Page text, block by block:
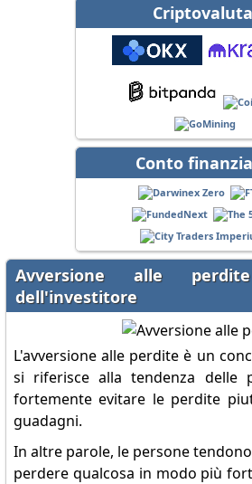
Criptovaluta
Conto
Avversione alle
dell'investitore
L'avversione alle perdite è un
si riferisce alla tendenza delle
fortemente evitare le perdite
guadagni.
In altre parole, le persone
perdere qualcosa in modo più